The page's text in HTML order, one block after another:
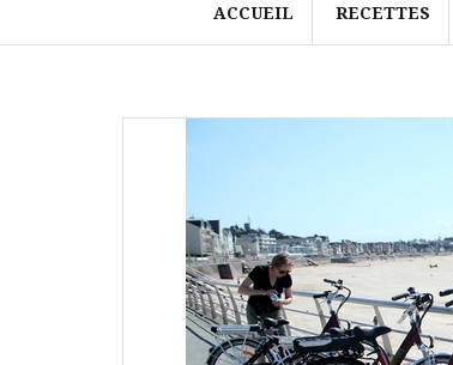
ACCUEIL RECETTES